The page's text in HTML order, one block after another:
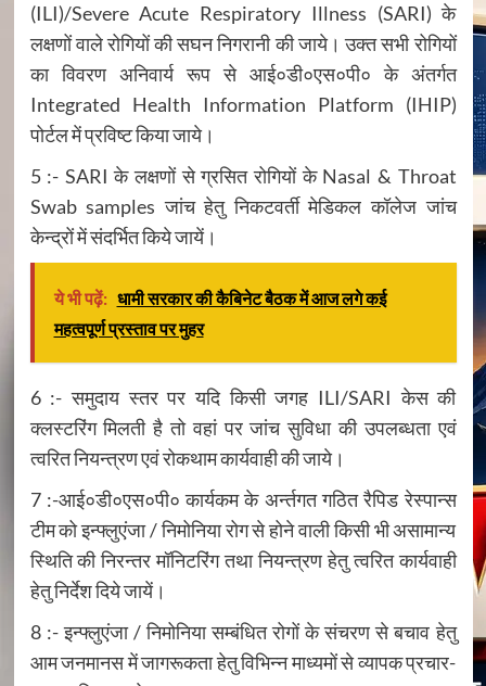
(ILI)/Severe Acute Respiratory Illness (SARI) के
लक्षणों वाले रोगियों की सघन निगरानी की जाये। उक्त सभी रोगियों
का विवरण अनिवार्य रूप से आई०डी०एस०पी० के अंतर्गत
Integrated Health Information Platform (IHIP)
पोर्टल में प्रविष्ट किया जाये।
5 :- SARI के लक्षणों से ग्रसित रोगियों के Nasal & Throat
Swab samples जांच हेतु निकटवर्ती मेडिकल कॉलेज जांच
केन्द्रों में संदर्भित किये जायें।
ये भी पढ़ें: धामी सरकार की कैबिनेट बैठक में आज लगे कई
महत्वपूर्ण प्रस्ताव पर मुहर
6 :- समुदाय स्तर पर यदि किसी जगह ILI/SARI केस की
क्लस्टरिंग मिलती है तो वहां पर जांच सुविधा की उपलब्धता एवं
त्वरित नियन्त्रण एवं रोकथाम कार्यवाही की जाये।
7 :-आई०डी०एस०पी० कार्यकम के अर्न्तगत गठित रैपिड रेस्पान्स
टीम को इन्फ्लुएंजा / निमोनिया रोग से होने वाली किसी भी असामान्य
स्थिति की निरन्तर मॉनिटरिंग तथा नियन्त्रण हेतु त्वरित कार्यवाही
हेतु निर्देश दिये जायें।
8 :- इन्फ्लुएंजा / निमोनिया सम्बंधित रोगों के संचरण से बचाव हेतु
आम जनमानस में जागरूकता हेतु विभिन्न माध्यमों से व्यापक प्रचार-